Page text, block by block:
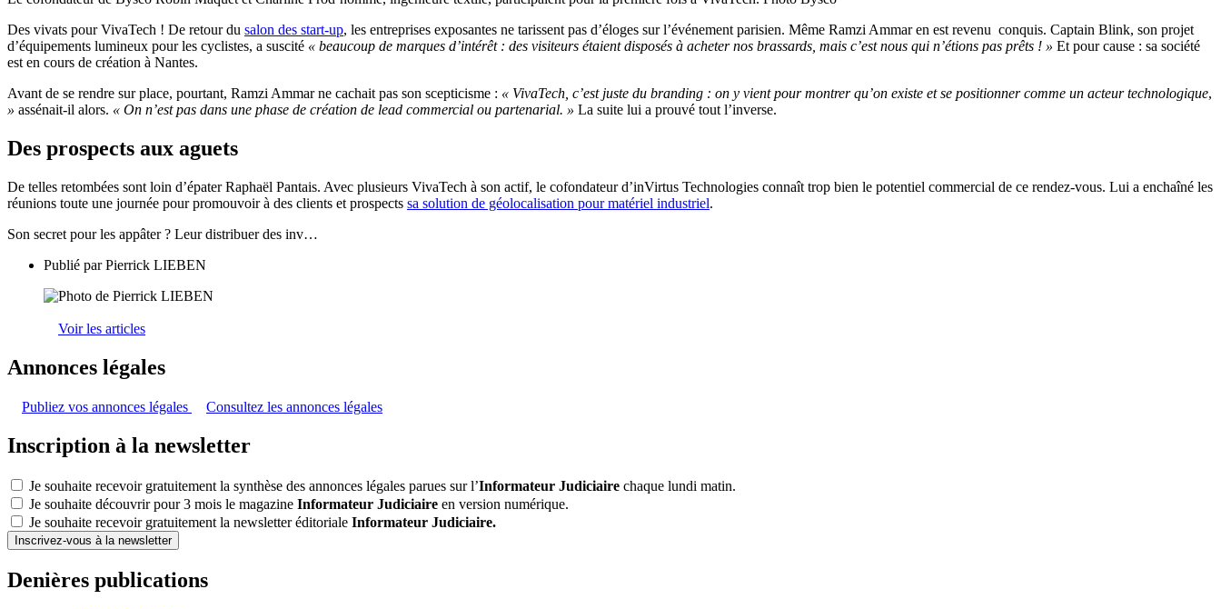
Des vivats pour VivaTech ! De retour du salon des start-up, les entreprises exposantes ne tarissent pas d’éloges sur l’événement parisien. Même Ramzi Ammar en est revenu conquis. Captain Blink, son projet
d’équipements lumineux pour les cyclistes, a suscité « beaucoup de marques d’intérêt : des visiteurs étaient disposés à acheter nos brassards, mais c’est nous qui n’étions pas prêts ! » Et pour cause : sa société
est en cours de création à Nantes.
Avant de se rendre sur place, pourtant, Ramzi Ammar ne cachait pas son scepticisme : « VivaTech, c’est juste du branding : on y vient pour montrer qu’on existe et se positionner comme un acteur technologique,
» assénait-il alors. « On n’est pas dans une phase de création de lead commercial ou partenarial. » La suite lui a prouvé tout l’inverse.
Des prospects aux aguets
De telles retombées sont loin d’épater Raphaël Pantais. Avec plusieurs VivaTech à son actif, le cofondateur d’inVirtus Technologies connaît trop bien le potentiel commercial de ce rendez-vous. Lui a enchaîné les
réunions toute une journée pour promouvoir à des clients et prospects sa solution de géolocalisation pour matériel industriel.
Son secret pour les appâter ? Leur distribuer des inv…
Publié parPierrick LIEBEN
Voir les articles
Annonces légales
Publiez vos annonces légales Consultez les annonces légales
Inscription à la newsletter
Je souhaite recevoir gratuitement la synthèse des annonces légales parues sur l’Informateur Judiciaire chaque lundi matin.
Je souhaite découvrir pour 3 mois le magazine Informateur Judiciaire en version numérique.
Je souhaite recevoir gratuitement la newsletter éditoriale Informateur Judiciaire.
Inscrivez-vous à la newsletter
Denières publications